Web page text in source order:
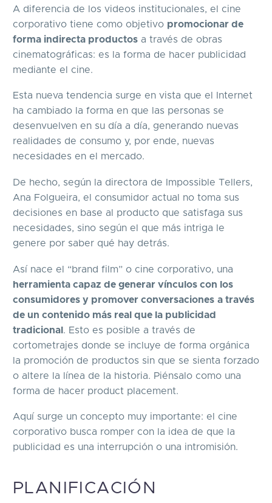
A diferencia de los videos institucionales, el cine
corporativo tiene como objetivo promocionar de
forma indirecta productos a través de obras
cinematográficas: es la forma de hacer publicidad
mediante el cine.
Esta nueva tendencia surge en vista que el Internet
ha cambiado la forma en que las personas se
desenvuelven en su día a día, generando nuevas
realidades de consumo y, por ende, nuevas
necesidades en el mercado.
De hecho, según la directora de Impossible Tellers,
Ana Folgueira, el consumidor actual no toma sus
decisiones en base al producto que satisfaga sus
necesidades, sino según el que más intriga le
genere por saber qué hay detrás.
Así nace el “brand film” o cine corporativo, una
herramienta capaz de generar vínculos con los
consumidores y promover conversaciones a través
de un contenido más real que la publicidad
tradicional. Esto es posible a través de
cortometrajes donde se incluye de forma orgánica
la promoción de productos sin que se sienta forzado
o altere la línea de la historia. Piénsalo como una
forma de hacer product placement.
Aquí surge un concepto muy importante: el cine
corporativo busca romper con la idea de que la
publicidad es una interrupción o una intromisión.
PLANIFICACIÓN